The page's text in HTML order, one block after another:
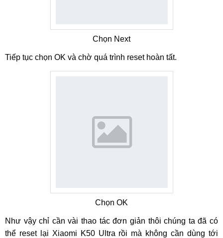
Chọn Next
Tiếp tục chọn OK và chờ quá trình reset hoàn tất.
Chọn OK
Như vậy chỉ cần vài thao tác đơn giản thôi chúng ta đã có
thể reset lại Xiaomi K50 Ultra rồi mà không cần dùng tới